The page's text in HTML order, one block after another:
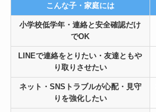
こんな子・家庭には
小学校低学年・連絡と安全確認だけ
でOK
LINEで連絡をとりたい・友達ともや
り取りさせたい
ネット・SNSトラブルが心配・見守
りを強化したい